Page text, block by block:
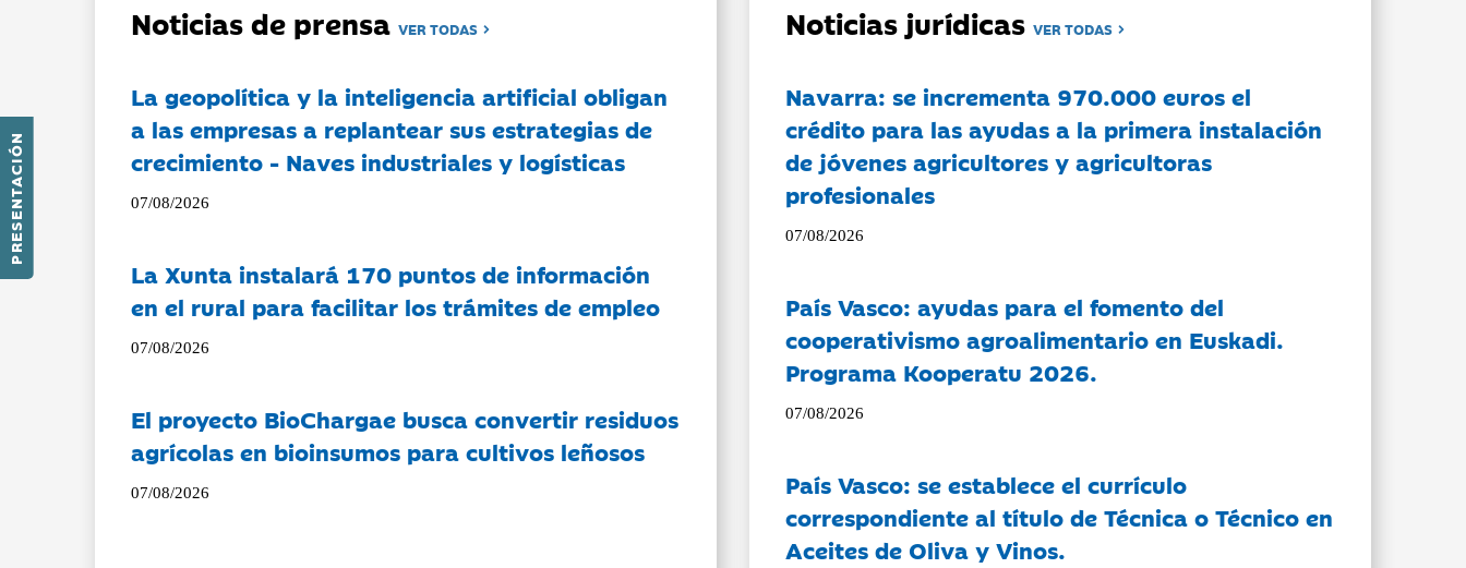
PRESENTACIÓN
Noticias de prensaVER TODAS
La geopolítica y la inteligencia artificial obligan
a las empresas a replantear sus estrategias de
crecimiento - Naves industriales y logísticas
07/08/2026
La Xunta instalará 170 puntos de información
en el rural para facilitar los trámites de empleo
07/08/2026
El proyecto BioChargae busca convertir residuos
agrícolas en bioinsumos para cultivos leñosos
07/08/2026
Noticias jurídicasVER TODAS
Navarra: se incrementa 970.000 euros el
crédito para las ayudas a la primera instalación
de jóvenes agricultores y agricultoras
profesionales
07/08/2026
País Vasco: ayudas para el fomento del
cooperativismo agroalimentario en Euskadi.
Programa Kooperatu 2026.
07/08/2026
País Vasco: se establece el currículo
correspondiente al título de Técnica o Técnico en
Aceites de Oliva y Vinos.